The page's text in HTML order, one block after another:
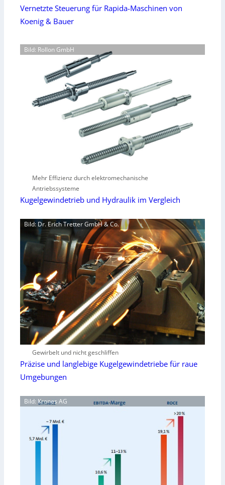
Vernetzte Steuerung für Rapida-Maschinen von
Koenig & Bauer
Bild: Rollon GmbH
Mehr Effizienz durch elektromechanische
Antriebssysteme
Kugelgewindetrieb und Hydraulik im Vergleich
Bild: Dr. Erich Tretter GmbH & Co.
Gewirbelt und nicht geschliffen
Präzise und langlebige Kugelgewindetriebe für raue
Umgebungen
Bild: Krones AG